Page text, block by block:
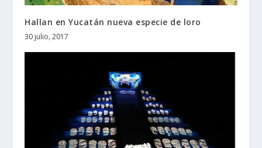
Hallan en Yucatán nueva especie de loro
30 julio, 2017